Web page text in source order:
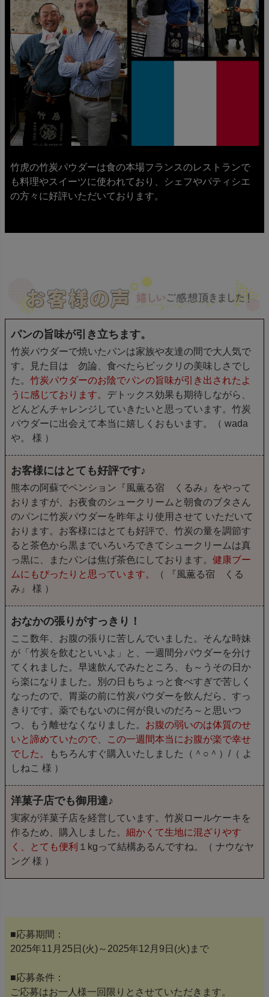
竹虎の竹炭パウダーは食の本場フランスのレストランで
も料理やスイーツに使われており、シェフやパティシエ
の方々に好評いただいております。
パンの旨味が引き立ちます。
竹炭パウダーで焼いたパンは家族や友達の間で大人気で
す。見た目は 勿論、食べたらビックリの美味しさでし
た。竹炭パウダーのお陰でパンの旨味が引き出されたよ
うに感じております。 デトックス効果も期待しながら、
どんどんチャレンジしていきたいと思っています。竹炭
パウダーに出会えて本当に嬉しくおもいます。（ wada
や。 様 ）
お客様にはとても好評です♪
熊本の阿蘇でペンション『風薫る宿 くるみ』をやって
おりますが、お夜食のシュークリームと朝食のブタさん
のパンに竹炭パウダーを昨年より使用させて いただいて
おります。お客様にはとても好評で、竹炭の量を調節す
ると茶色から黒までいろいろできてシュークリームは真
っ黒に、またパンは焦げ茶色にしております。健康ブー
ムにもぴったりと思っています。
（ 『風薫る宿 くる
み』 様 ）
おなかの張りがすっきり！
ここ数年、お腹の張りに苦しんでいました。そんな時妹
が「竹炭を飲むといいよ」と、一週間分パウダーを分け
てくれました。早速飲んでみたところ、も～うその日か
ら楽になりました。別の日もちょっと食べすぎで苦しく
なったので、胃薬の前に竹炭パウダーを飲んだら、すっ
きりです。薬でもないのに何が良いのだろ～と思いつ
つ、もう離せなくなりました。 お腹の弱いのは体質のせ
いと諦めていたので、この一週間本当にお腹が楽で幸せ
でした。
もちろんすぐ購入いたしました（＾○＾）/（ よ
しねこ 様 ）
洋菓子店でも御用達♪
実家が洋菓子店を経営しています。竹炭ロールケーキを
作るため、購入しました。細かくて生地に混ざりやす
く、とても便利 １kgって結構あるんですね。（ ナウなヤ
ング 様 ）
■応募期間：
2025年11月25日(火)～2025年12月9日(火)まで
■応募条件：
ご応募はお一人様一回限りとさせていただきます。